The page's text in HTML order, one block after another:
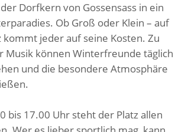
Dorfkern von Gossensass in ein
Ob Groß oder Klein – auf
kommt jeder auf seine Kosten. Zu
Musik können Winterfreunde täglich
und die besondere Atmosphäre
bis 17.00 Uhr steht der Platz allen